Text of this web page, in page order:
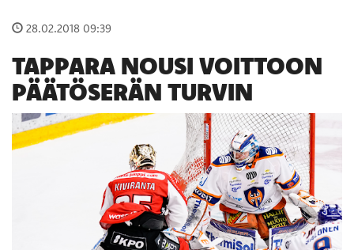
28.02.2018 09:39
TAPPARA NOUSI VOITTOON
PÄÄTÖSERÄN TURVIN